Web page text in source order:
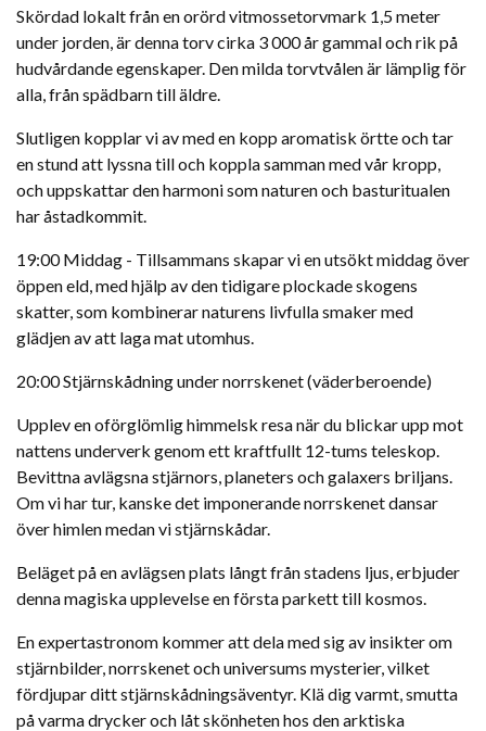
Skördad lokalt från en orörd vitmossetorvmark 1,5 meter
under jorden, är denna torv cirka 3 000 år gammal och rik på
hudvårdande egenskaper. Den milda torvtvålen är lämplig för
alla, från spädbarn till äldre.
Slutligen kopplar vi av med en kopp aromatisk örtte och tar
en stund att lyssna till och koppla samman med vår kropp,
och uppskattar den harmoni som naturen och basturitualen
har åstadkommit.
19:00 Middag - Tillsammans skapar vi en utsökt middag över
öppen eld, med hjälp av den tidigare plockade skogens
skatter, som kombinerar naturens livfulla smaker med
glädjen av att laga mat utomhus.
20:00 Stjärnskådning under norrskenet (väderberoende)
Upplev en oförglömlig himmelsk resa när du blickar upp mot
nattens underverk genom ett kraftfullt 12-tums teleskop.
Bevittna avlägsna stjärnors, planeters och galaxers briljans.
Om vi har tur, kanske det imponerande norrskenet dansar
över himlen medan vi stjärnskådar.
Beläget på en avlägsen plats långt från stadens ljus, erbjuder
denna magiska upplevelse en första parkett till kosmos.
En expertastronom kommer att dela med sig av insikter om
stjärnbilder, norrskenet och universums mysterier, vilket
fördjupar ditt stjärnskådningsäventyr. Klä dig varmt, smutta
på varma drycker och låt skönheten hos den arktiska